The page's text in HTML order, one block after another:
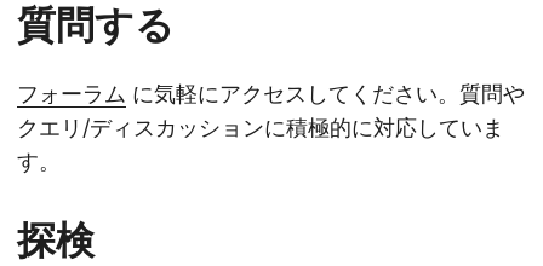
質問する
フォーラム に気軽にアクセスしてください。質問や
クエリ/ディスカッションに積極的に対応していま
す。
探検